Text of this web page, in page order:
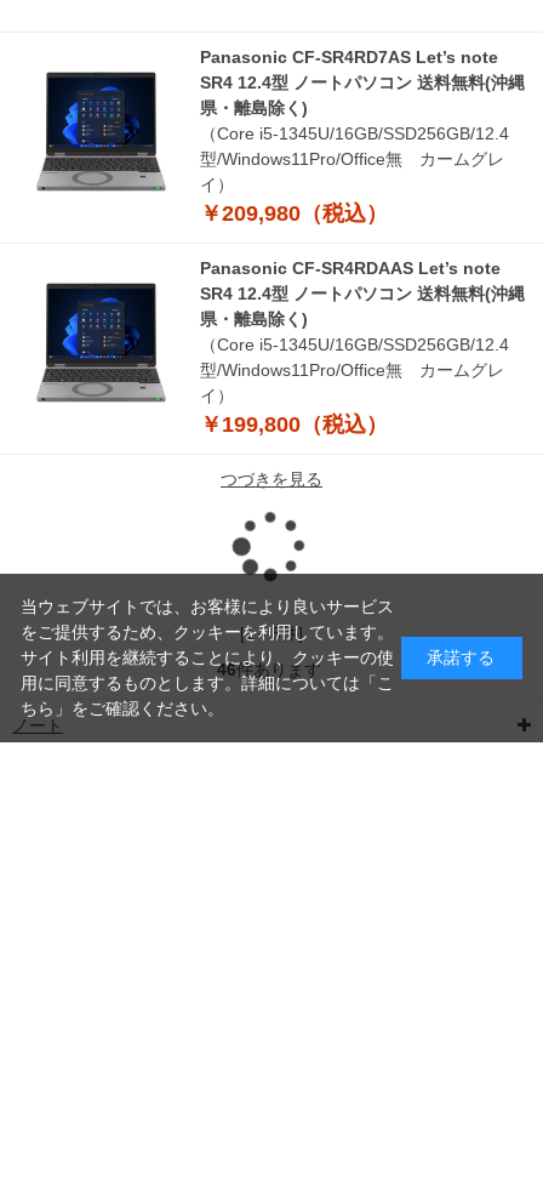
Panasonic CF-SR4RD7AS Let’s note
SR4 12.4型 ノートパソコン 送料無料(沖縄
県・離島除く)
（Core i5-1345U/16GB/SSD256GB/12.4
型/Windows11Pro/Office無 カームグレ
イ）
￥209,980（税込）
Panasonic CF-SR4RDAAS Let’s note
SR4 12.4型 ノートパソコン 送料無料(沖縄
県・離島除く)
（Core i5-1345U/16GB/SSD256GB/12.4
型/Windows11Pro/Office無 カームグレ
イ）
￥199,800（税込）
つづきを見る
み
込
[1～8件]
46件あります
ノート
当ウェブサイトでは、お客様により良いサービス
をご提供するため、クッキーを利用しています。
サイト利用を継続することにより、クッキーの使
用に同意するものとします。詳細については「 こ
ちら 」をご確認ください。
承諾する